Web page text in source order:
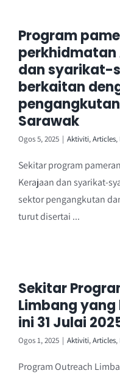
Program
perkhidmatan
dan syarikat-
berkaitan
Sarawak
Ogos 5, 2025 | Aktiviti,Articles,
Sekitar program
Kerajaan dan syarikat-
sektor pengangkutan
turut disertai ...
Sekitar
Limbang
ini 31 Julai
Ogos 1, 2025 | Aktiviti,Articles,
Program Outreach